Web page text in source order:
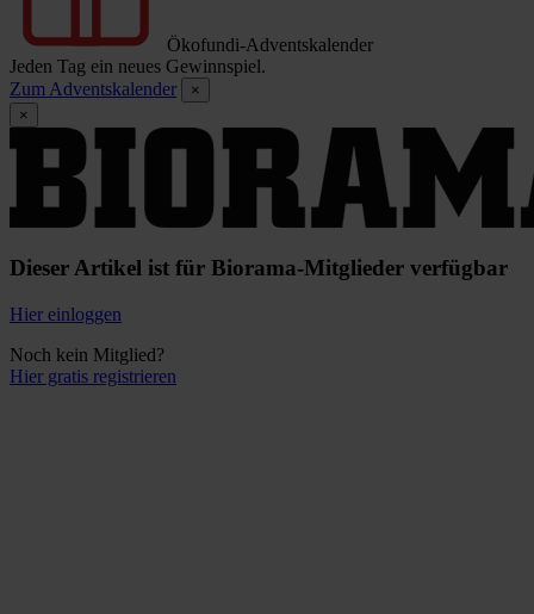
Ökofundi-Adventskalender
Jeden Tag ein neues Gewinnspiel.
Zum Adventskalender
×
×
Dieser Artikel ist für Biorama-Mitglieder verfügbar
Hier einloggen
Noch kein Mitglied?
Hier gratis registrieren